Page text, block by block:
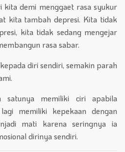
demi menggaet rasa syukur
kita tambah depresi. Kita tidak
kita tidak sedang mengejar
rasa sabar.
diri sendiri, semakin parah
satunya memiliki ciri apabila
memiliki kepekaan dengan
mati karena seringnya ia
dirinya sendiri.